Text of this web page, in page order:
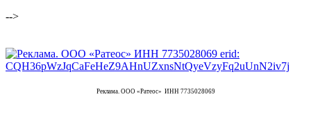
-->
Реклама. ООО «Ратеос» ИНН 7735028069